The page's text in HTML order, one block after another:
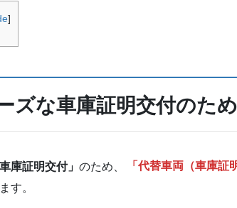
]
ズな車庫証明交付のた
庫証明交付」 のため、
「代替車両（車庫
す。